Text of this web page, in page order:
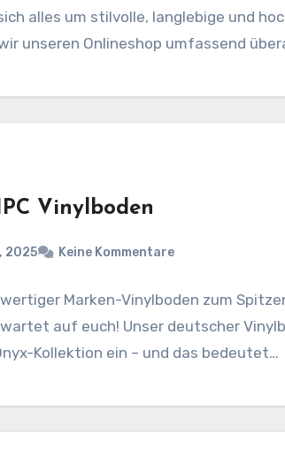
alles um stilvolle, langlebige und
unseren Onlineshop umfassend
Vinylboden
2025 Keine Kommentare
Marken-Vinylboden zum
auf euch! Unser deutscher
Kollektion ein – und das bedeutet…